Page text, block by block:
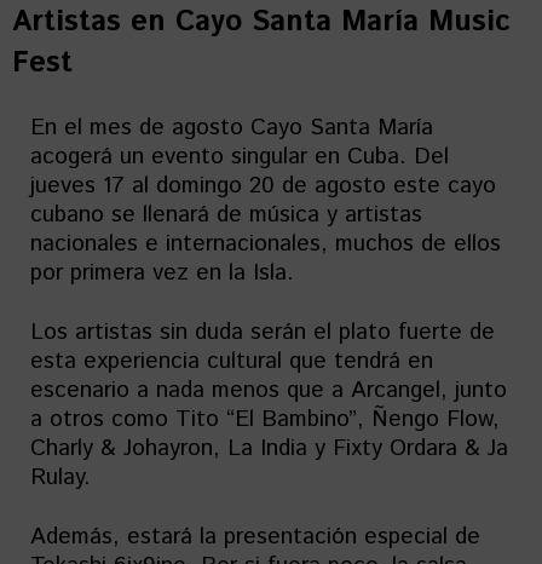
Artistas en Cayo Santa María Music
Fest
En el mes de agosto Cayo Santa María
acogerá un evento singular en Cuba. Del
jueves 17 al domingo 20 de agosto este cayo
cubano se llenará de música y artistas
nacionales e internacionales, muchos de ellos
por primera vez en la Isla.
Los artistas sin duda serán el plato fuerte de
esta experiencia cultural que tendrá en
escenario a nada menos que a Arcangel, junto
a otros como Tito “El Bambino”, Ñengo Flow,
Charly & Johayron, La India y Fixty Ordara & Ja
Rulay.
Además, estará la presentación especial de